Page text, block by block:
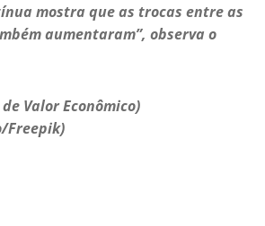
mostra que as trocas entre as
aumentaram”, observa o
Valor Econômico)
Freepik)